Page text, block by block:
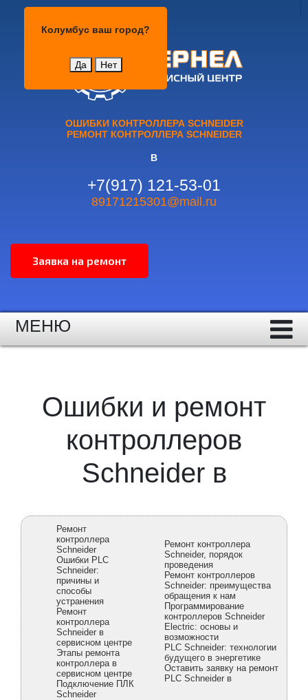
Колумбус ваш город?
Да Нет
ОШИБКИ КОНТРОЛЛЕРА SCHNEIDER
РЕМОНТ КОНТРОЛЛЕРА SCHNEIDER
В
+7(917) 121-53-01
89171215301@mail.ru
МЕНЮ
Ошибки и ремонт
контроллеров
Schneider в
Ремонт
контроллера
Schneider
Ошибки PLC
Schneider:
причины и
способы
устранения
Ремонт
контроллера
Schneider в
сервисном центре
Этапы ремонта
контроллера в
сервисном центре
Подключение ПЛК
Schneider
Ремонт контроллера
Schneider, порядок
проведения
Ремонт контроллеров
Schneider: преимущества
обращения к нам
Программирование
контроллеров Schneider
Electric: основы и
возможности
PLC Schneider: технологии
будущего в энергетике
Оставить заявку на ремонт
PLC Schneider в